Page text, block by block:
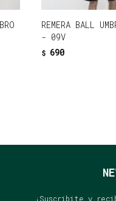
REMERA BALL
- 09V
$ 690
¡Suscribite y